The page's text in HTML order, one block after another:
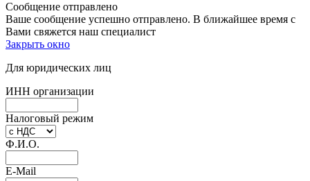
Сообщение отправлено
Ваше сообщение успешно отправлено. В ближайшее время с
Вами свяжется наш специалист
Закрыть окно
Для юридических лиц
ИНН организации
Налоговый режим
Ф.И.О.
E-Mail